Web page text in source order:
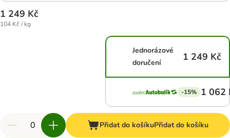
1 249 Kč
104 Kč / kg
Jednorázové
doručení
1 249 Kč
-15% 1 062
Přidat do košíkuPřidat do košíku